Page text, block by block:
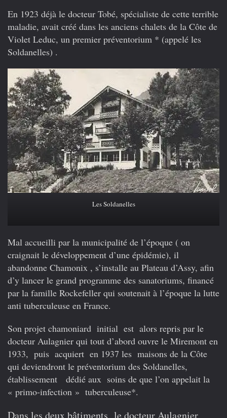
En 1923 déjà le docteur Tobé, spécialiste de cette terrible
maladie, avait créé dans les anciens chalets de la Côte de
Violet Leduc, un premier préventorium * (appelé les
Soldanelles) .
Les Soldanelles
Mal accueilli par la municipalité de l’époque ( on
craignait le développement d’une épidémie), il
abandonne Chamonix , s’installe au Plateau d’Assy, afin
d’y lancer le grand programme des sanatoriums, financé
par la famille Rockefeller qui soutenait à l’époque la lutte
anti tuberculeuse en France.
Son projet chamoniard initial est alors repris par le
docteur Aulagnier qui tout d’abord ouvre le Miremont en
1933, puis acquiert en 1937 les maisons de la Côte
qui deviendront le préventorium des Soldanelles,
établissement dédié aux soins de que l’on appelait la
« primo-infection » tuberculeuse*.